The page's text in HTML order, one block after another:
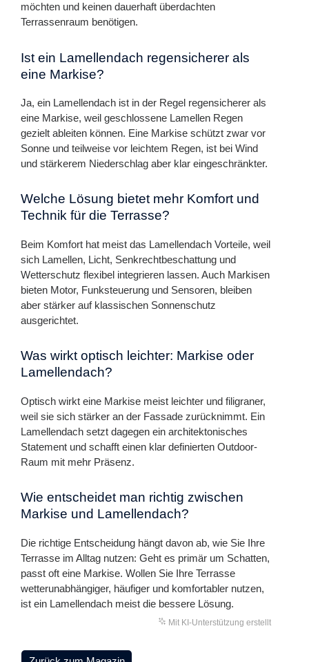
möchten und keinen dauerhaft überdachten
Terrassenraum benötigen.
Ist ein Lamellendach regensicherer als
eine Markise?
Ja, ein Lamellendach ist in der Regel regensicherer als
eine Markise, weil geschlossene Lamellen Regen
gezielt ableiten können. Eine Markise schützt zwar vor
Sonne und teilweise vor leichtem Regen, ist bei Wind
und stärkerem Niederschlag aber klar eingeschränkter.
Welche Lösung bietet mehr Komfort und
Technik für die Terrasse?
Beim Komfort hat meist das Lamellendach Vorteile, weil
sich Lamellen, Licht, Senkrechtbeschattung und
Wetterschutz flexibel integrieren lassen. Auch Markisen
bieten Motor, Funksteuerung und Sensoren, bleiben
aber stärker auf klassischen Sonnenschutz
ausgerichtet.
Was wirkt optisch leichter: Markise oder
Lamellendach?
Optisch wirkt eine Markise meist leichter und filigraner,
weil sie sich stärker an der Fassade zurücknimmt. Ein
Lamellendach setzt dagegen ein architektonisches
Statement und schafft einen klar definierten Outdoor-
Raum mit mehr Präsenz.
Wie entscheidet man richtig zwischen
Markise und Lamellendach?
Die richtige Entscheidung hängt davon ab, wie Sie Ihre
Terrasse im Alltag nutzen: Geht es primär um Schatten,
passt oft eine Markise. Wollen Sie Ihre Terrasse
wetterunabhängiger, häufiger und komfortabler nutzen,
ist ein Lamellendach meist die bessere Lösung.
Mit KI-Unterstützung erstellt